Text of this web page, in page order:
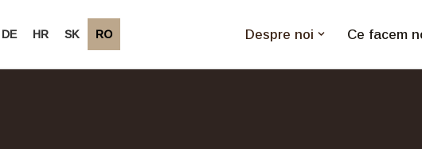
DE HR SK RO Despre noi Ce facem